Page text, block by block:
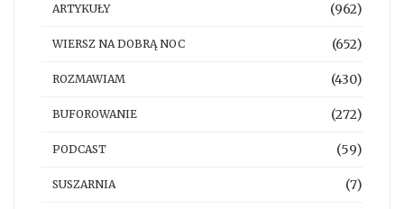
ARTYKUŁY (962)
WIERSZ NA DOBRĄ NOC (652)
ROZMAWIAM (430)
BUFOROWANIE (272)
PODCAST (59)
SUSZARNIA (7)